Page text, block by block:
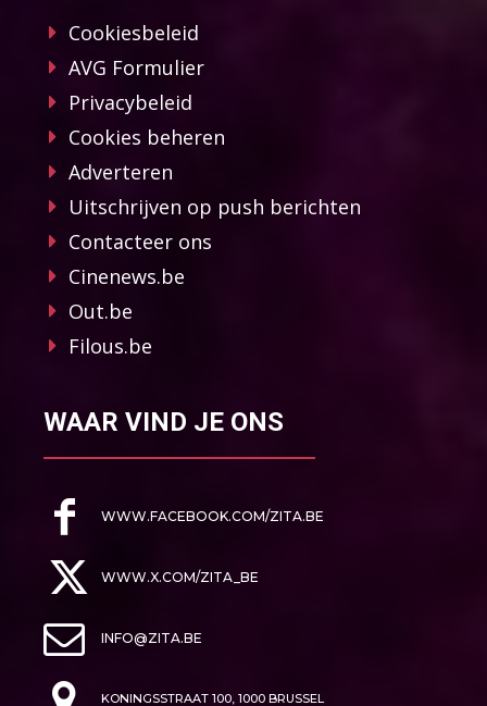
Cookiesbeleid
AVG Formulier
Privacybeleid
Cookies beheren
Adverteren
Uitschrijven op push berichten
Contacteer ons
Cinenews.be
Out.be
Filous.be
WAAR VIND JE ONS
WWW.FACEBOOK.COM/ZITA.BE
WWW.X.COM/ZITA_BE
INFO@ZITA.BE
KONINGSSTRAAT 100, 1000 BRUSSEL